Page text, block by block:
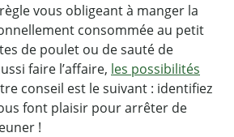
vous obligeant à manger la
consommée au petit
de poulet ou de sauté de
faire l’affaire, les possibilités
conseil est le suivant : identifiez
font plaisir pour arrêter de
!